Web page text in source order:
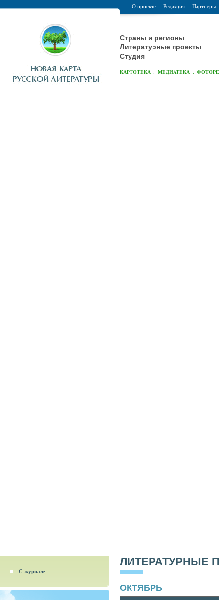
О проекте Редакция Партнеры
Страны и регионы
Литературные проекты
Студия
КАРТОТЕКА МЕДИАТЕКА
О журнале
ЛИТЕРАТУРНЫЕ
ОКТЯБРЬ